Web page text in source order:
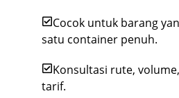
Cocok untuk barang
satu container penuh.
Konsultasi rute,
tarif.